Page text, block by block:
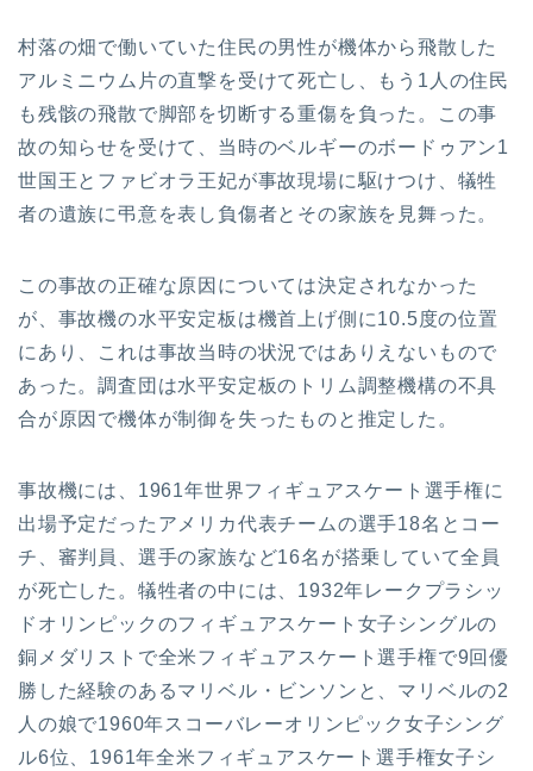
村落の畑で働いていた住民の男性が機体から飛散した
アルミニウム片の直撃を受けて死亡し、もう1人の住民
も残骸の飛散で脚部を切断する重傷を負った。この事
故の知らせを受けて、当時のベルギーのボードゥアン1
世国王とファビオラ王妃が事故現場に駆けつけ、犠牲
者の遺族に弔意を表し負傷者とその家族を見舞った。
この事故の正確な原因については決定されなかった
が、事故機の水平安定板は機首上げ側に10.5度の位置
にあり、これは事故当時の状況ではありえないもので
あった。調査団は水平安定板のトリム調整機構の不具
合が原因で機体が制御を失ったものと推定した。
事故機には、1961年世界フィギュアスケート選手権に
出場予定だったアメリカ代表チームの選手18名とコー
チ、審判員、選手の家族など16名が搭乗していて全員
が死亡した。犠牲者の中には、1932年レークプラシッ
ドオリンピックのフィギュアスケート女子シングルの
銅メダリストで全米フィギュアスケート選手権で9回優
勝した経験のあるマリベル・ビンソンと、マリベルの2
人の娘で1960年スコーバレーオリンピック女子シング
ル6位、1961年全米フィギュアスケート選手権女子シ